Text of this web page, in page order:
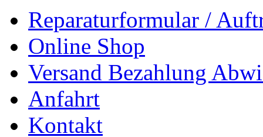
Reparaturformular /
Online Shop
Versand Bezahlung
Anfahrt
Kontakt